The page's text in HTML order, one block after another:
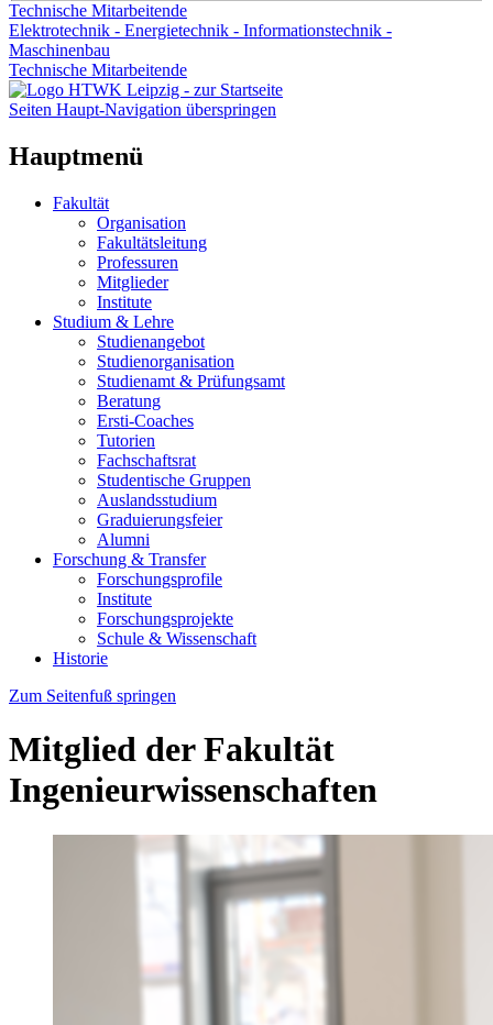
Technische Mitarbeitende
Elektrotechnik - Energietechnik - Informationstechnik -
Maschinenbau
Technische Mitarbeitende
Seiten Haupt-Navigation überspringen
Hauptmenü
Fakultät
Organisation
Fakultätsleitung
Professuren
Mitglieder
Institute
Studium & Lehre
Studienangebot
Studienorganisation
Studienamt & Prüfungsamt
Beratung
Ersti-Coaches
Tutorien
Fachschaftsrat
Studentische Gruppen
Auslandsstudium
Graduierungsfeier
Alumni
Forschung & Transfer
Forschungsprofile
Institute
Forschungsprojekte
Schule & Wissenschaft
Historie
Zum Seitenfuß springen
Mitglied der Fakultät
Ingenieurwissenschaften